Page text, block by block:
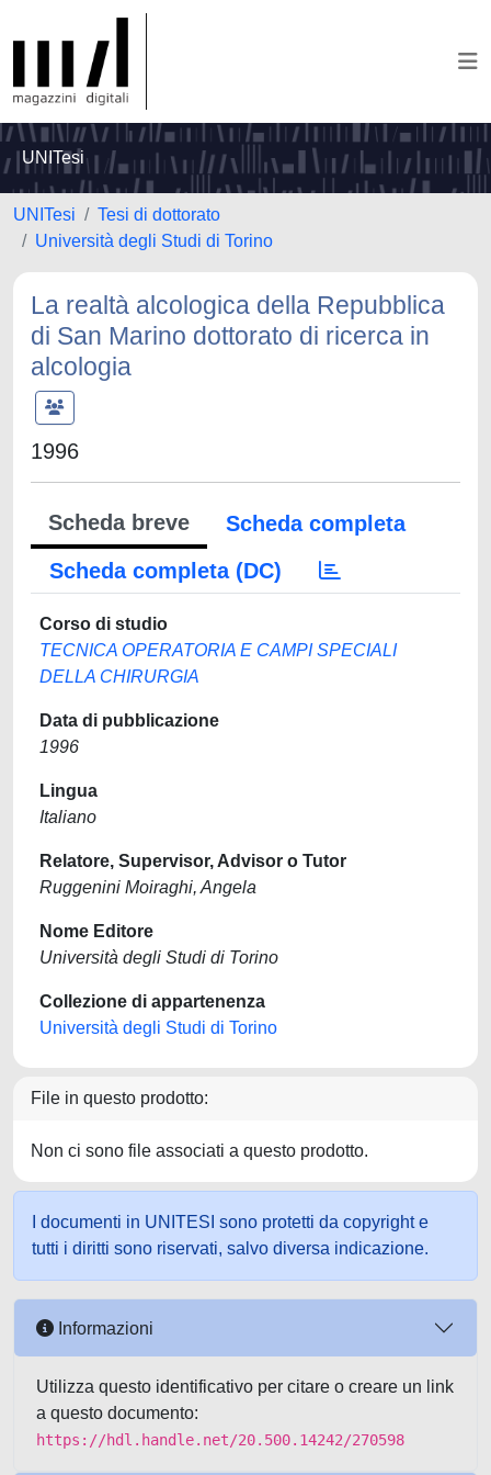
UNITesi
UNITesi
Tesi di dottorato
Università degli Studi di Torino
La realtà alcologica della Repubblica
di San Marino dottorato di ricerca in
alcologia
1996
Scheda breve
Scheda completa
Scheda completa (DC)
Corso di studio
TECNICA OPERATORIA E CAMPI SPECIALI
DELLA CHIRURGIA
Data di pubblicazione
1996
Lingua
Italiano
Relatore, Supervisor, Advisor o Tutor
Ruggenini Moiraghi, Angela
Nome Editore
Università degli Studi di Torino
Collezione di appartenenza
Università degli Studi di Torino
File in questo prodotto:
Non ci sono file associati a questo prodotto.
I documenti in UNITESI sono protetti da copyright e
tutti i diritti sono riservati, salvo diversa indicazione.
Informazioni
Utilizza questo identificativo per citare o creare un link
a questo documento:
https://hdl.handle.net/20.500.14242/270598